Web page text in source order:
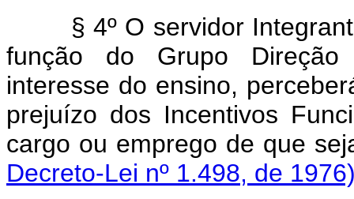
§ 4º O servidor Integrante
função do Grupo Direção
interesse do ensino,
prejuízo dos Incentivos
cargo ou emprego de
Decreto-Lei nº 1.498, de